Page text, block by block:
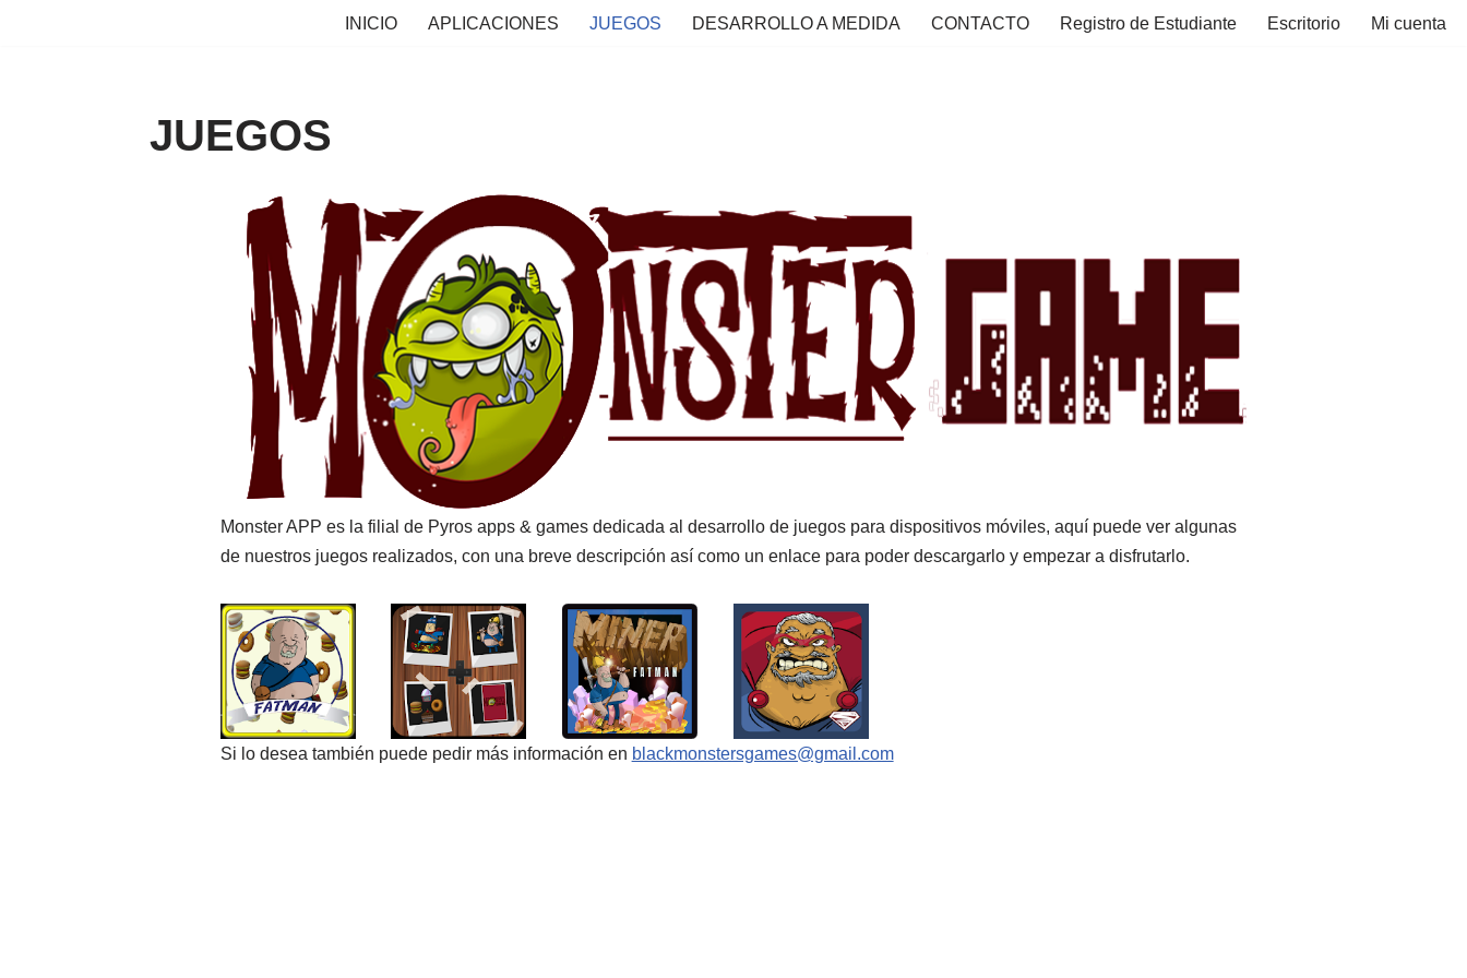
INICIO APLICACIONES JUEGOS DESARROLLO A MEDIDA CONTACTO Registro de Estudiante Escritorio Mi cuenta
JUEGOS
Monster APP es la filial de Pyros apps & games dedicada al desarrollo de juegos para dispositivos móviles, aquí puede ver algunas
de nuestros juegos realizados, con una breve descripción así como un enlace para poder descargarlo y empezar a disfrutarlo.
Si lo desea también puede pedir más información en blackmonstersgames@gmail.com